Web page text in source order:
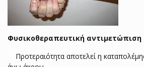
Φυσικοθεραπευτική αντιμετώπιση
Προτεραιότητα αποτελεί η